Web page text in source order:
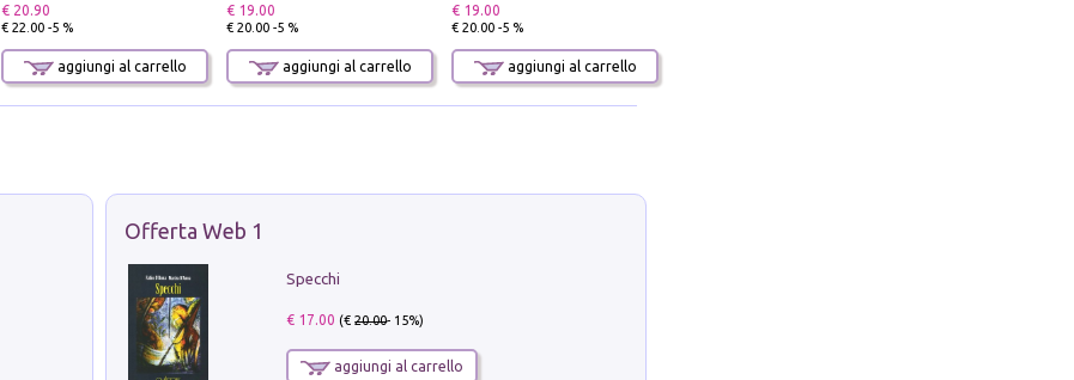
€ 20.90
€ 22.00 -5 %
aggiungi al carrello
€ 19.00
€ 20.00 -5 %
aggiungi al carrello
€ 19.00
€ 20.00 -5 %
aggiungi al carrello
Offerta Web 1
Specchi
€ 17.00 (€20.00- 15%)
aggiungi al carrello